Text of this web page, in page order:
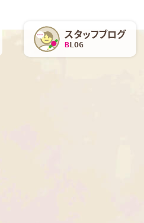
スタッフブログ
BLOG